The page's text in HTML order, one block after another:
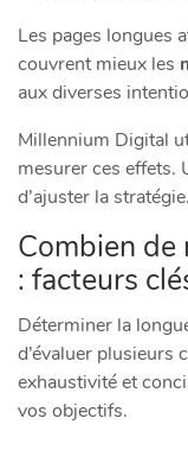
Les pages longues
couvrent mieux les
aux diverses
Millennium Digital
mesurer ces effets.
d’ajuster la stratégie.
Combien de
: facteurs
Déterminer la
d’évaluer plusieurs
exhaustivité et
vos objectifs.